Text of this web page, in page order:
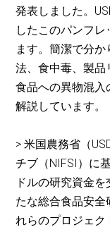
発表しました。
したこのパンフ
ます。簡潔で分
法、食中毒、製品
食品への異物混入
解説しています。
> 米国農務省（
チブ（NIFSI）に
ドルの研究資金
たな総合食品安全
れらのプロジェク